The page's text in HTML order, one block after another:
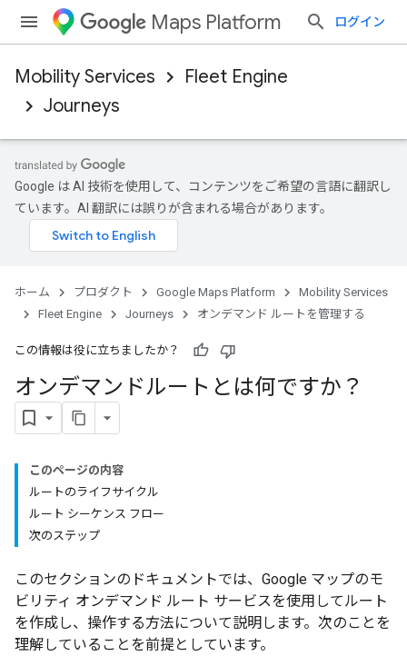
Maps Platform ログイン
Mobility Services
Fleet Engine
Journeys
Google は AI 技術を使用して、コンテンツをご希望の言語に翻訳し
ています。AI 翻訳には誤りが含まれる場合があります。
ホーム プロダクト Google Maps Platform
Mobility Services
Fleet Engine
Journeys オンデマンド ルートを管理する
この情報は役に立ちましたか？
オンデマンドルートとは何ですか？
このページの内容
ルートのライフサイクル
ルート シーケンス フロー
次のステップ
このセクションのドキュメントでは、Google マップのモ
ビリティ オンデマンド ルート サービスを使用してルート
を作成し、操作する方法について説明します。次のことを
理解していることを前提としています。